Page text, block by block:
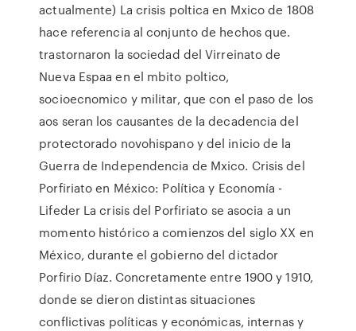
actualmente) La crisis poltica en Mxico de 1808
hace referencia al conjunto de hechos que.
trastornaron la sociedad del Virreinato de
Nueva Espaa en el mbito poltico,
socioecnomico y militar, que con el paso de los
aos seran los causantes de la decadencia del
protectorado novohispano y del inicio de la
Guerra de Independencia de Mxico. Crisis del
Porfiriato en México: Política y Economía -
Lifeder La crisis del Porfiriato se asocia a un
momento histórico a comienzos del siglo XX en
México, durante el gobierno del dictador
Porfirio Díaz. Concretamente entre 1900 y 1910,
donde se dieron distintas situaciones
conflictivas políticas y económicas, internas y